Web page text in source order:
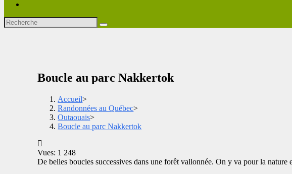
Boucle au parc Nakkertok
Accueil>
Randonnées au Québec>
Outaouais>
Boucle au parc Nakkertok
Vues: 1 248
De belles boucles successives dans une forêt vallonnée. On y va pour la